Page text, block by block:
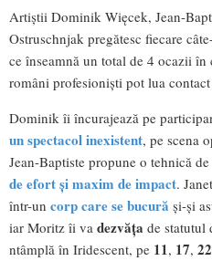
Artiștii Dominik Więcek, Jean-
Ostruschnjak pregătesc fiecare
ce înseamnă un total de 4 ocazii
români profesioniști pot lua
Dominik îi încurajează pe
un spectacol inexistent, pe scena
Jean-Baptiste propune o tehnică
de efort și maxim de impact.
într-un corp care se bucură și-și
iar Moritz îi va dezvăța de statutul
ntâmplă în Iridescent, pe 11, 17, 22